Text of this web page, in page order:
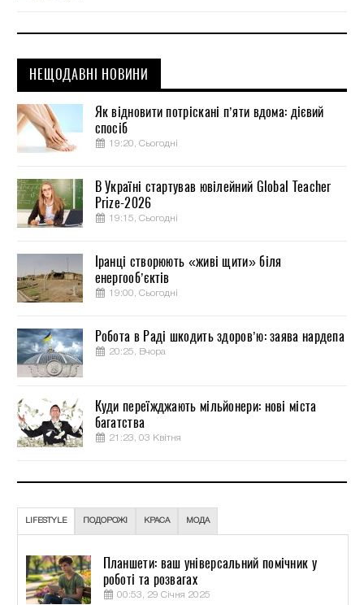
НЕЩОДАВНІ НОВИНИ
Як відновити потріскані п’яти вдома: дієвий
спосіб
19:20, Сьогодні
В Україні стартував ювілейний Global Teacher
Prize-2026
19:15, Сьогодні
Іранці створюють «живі щити» біля
енергооб’єктів
19:00, Сьогодні
Робота в Раді шкодить здоров’ю: заява нардепа
20:25, Вчора
Куди переїжджають мільйонери: нові міста
багатства
21:23, 03 Квітня
LIFESTYLE ПОДОРОЖІ КРАСА МОДА
Планшети: ваш універсальний помічник у
роботі та розвагах
00:53, 29 Січня 2025